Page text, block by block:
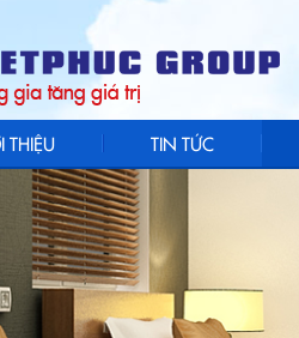
THIỆU TIN TỨC